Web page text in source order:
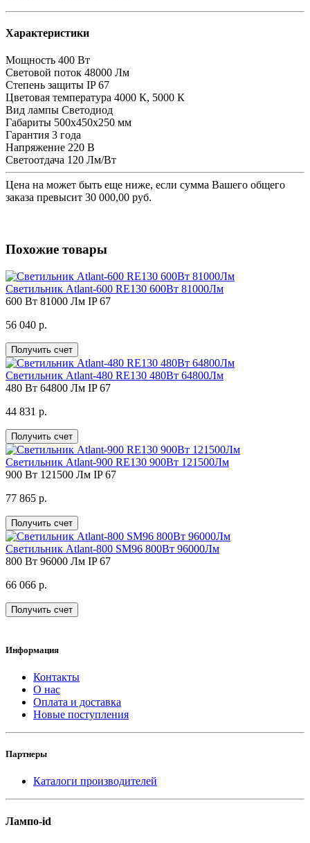
Характеристики
Мощность 400 Вт
Световой поток 48000 Лм
Степень защиты IP 67
Цветовая температура 4000 К, 5000 К
Вид лампы Светодиод
Габариты 500х450х250 мм
Гарантия 3 года
Напряжение 220 В
Светоотдача 120 Лм/Вт
Цена на может быть еще ниже, если сумма Вашего общего
заказа превысит 30 000,00 руб.
Похожие товары
Светильник Atlant-600 RE130 600Вт 81000Лм
600 Вт 81000 Лм IP 67
56 040 р.
Получить счет
Светильник Atlant-480 RE130 480Вт 64800Лм
480 Вт 64800 Лм IP 67
44 831 р.
Получить счет
Светильник Atlant-900 RE130 900Вт 121500Лм
900 Вт 121500 Лм IP 67
77 865 р.
Получить счет
Светильник Atlant-800 SM96 800Вт 96000Лм
800 Вт 96000 Лм IP 67
66 066 р.
Получить счет
Информация
Контакты
О нас
Оплата и доставка
Новые поступления
Партнеры
Каталоги производителей
Лампо-id